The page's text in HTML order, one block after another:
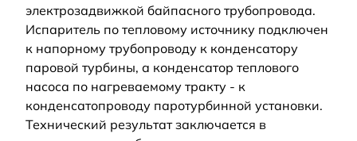
электрозадвижкой байпасного трубопровода.
Испаритель по тепловому источнику подключен
к напорному трубопроводу к конденсатору
паровой турбины, а конденсатор теплового
насоса по нагреваемому тракту - к
конденсатопроводу паротурбинной установки.
Технический результат заключается в